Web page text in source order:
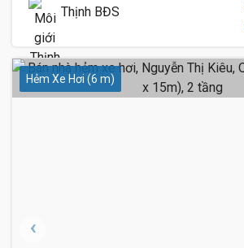
Thịnh BĐS
Hẻm Xe Hơi (6 m)